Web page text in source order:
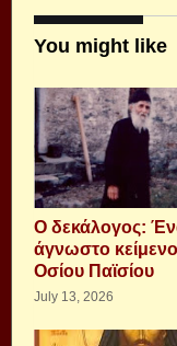
You might like
Ο δεκάλογος:
άγνωστο
Οσίου Παϊσίου
July 13, 2026